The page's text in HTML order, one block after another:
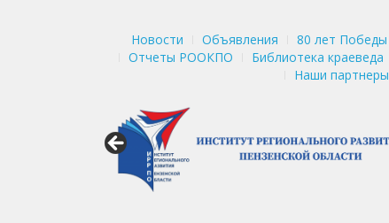
Новости Объявления 80 лет Победы
Отчеты РООКПО
Библиотека краеведа
Наши партнеры